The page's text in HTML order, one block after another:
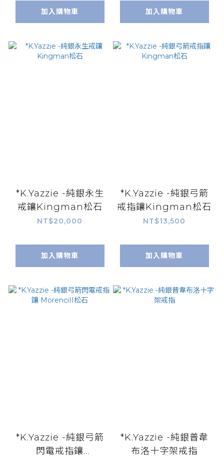
加入購物車 加入購物車
*K.Yazzie -純銀永生
戒鑲Kingman松石
NT$20,000
加入購物車
*K.Yazzie -純銀弓箭
戒指鑲Kingman松石
NT$13,500
加入購物車
*K.Yazzie -純銀弓箭
閃電戒指鑲
*K.Yazzie -純銀普韋
布洛十字架戒指